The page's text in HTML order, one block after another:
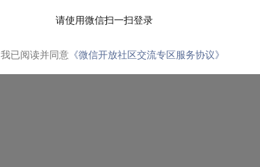
请使用微信扫一扫登录
我已阅读并同意 《微信开放社区交流专区服务协议》